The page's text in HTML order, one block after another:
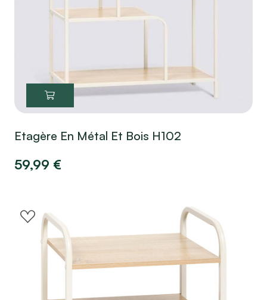
Etagère En Métal Et Bois H102
59,99 €